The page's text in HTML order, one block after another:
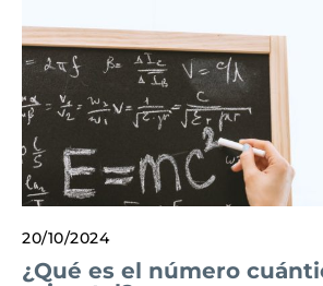
20/10/2024
¿Qué es el número